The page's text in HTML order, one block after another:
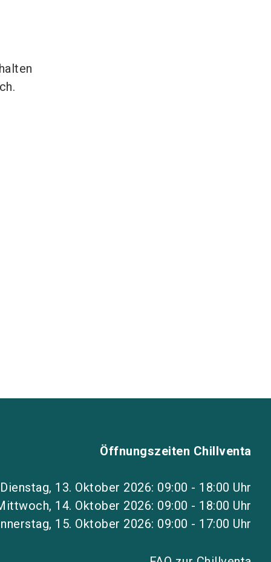
Öffnungszeiten Chillventa
Dienstag, 13. Oktober 2026: 09:00 - 18:00 Uhr
14. Oktober 2026: 09:00 - 18:00 Uhr
15. Oktober 2026: 09:00 - 17:00 Uhr